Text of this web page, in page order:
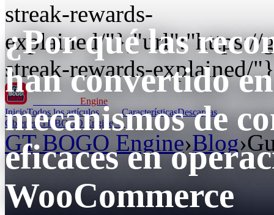
streak-rewards-
explained/"},"url":"https://
streak-rewards-explained/
Engine
InicioTodos los artículos CaracterísticasDescargas
Obtener GT BOGO Engine →
GT BOGO Engine›Blog›
¿Por qué las
han convertido
mecanismos de
eficaces en
WooCommerce